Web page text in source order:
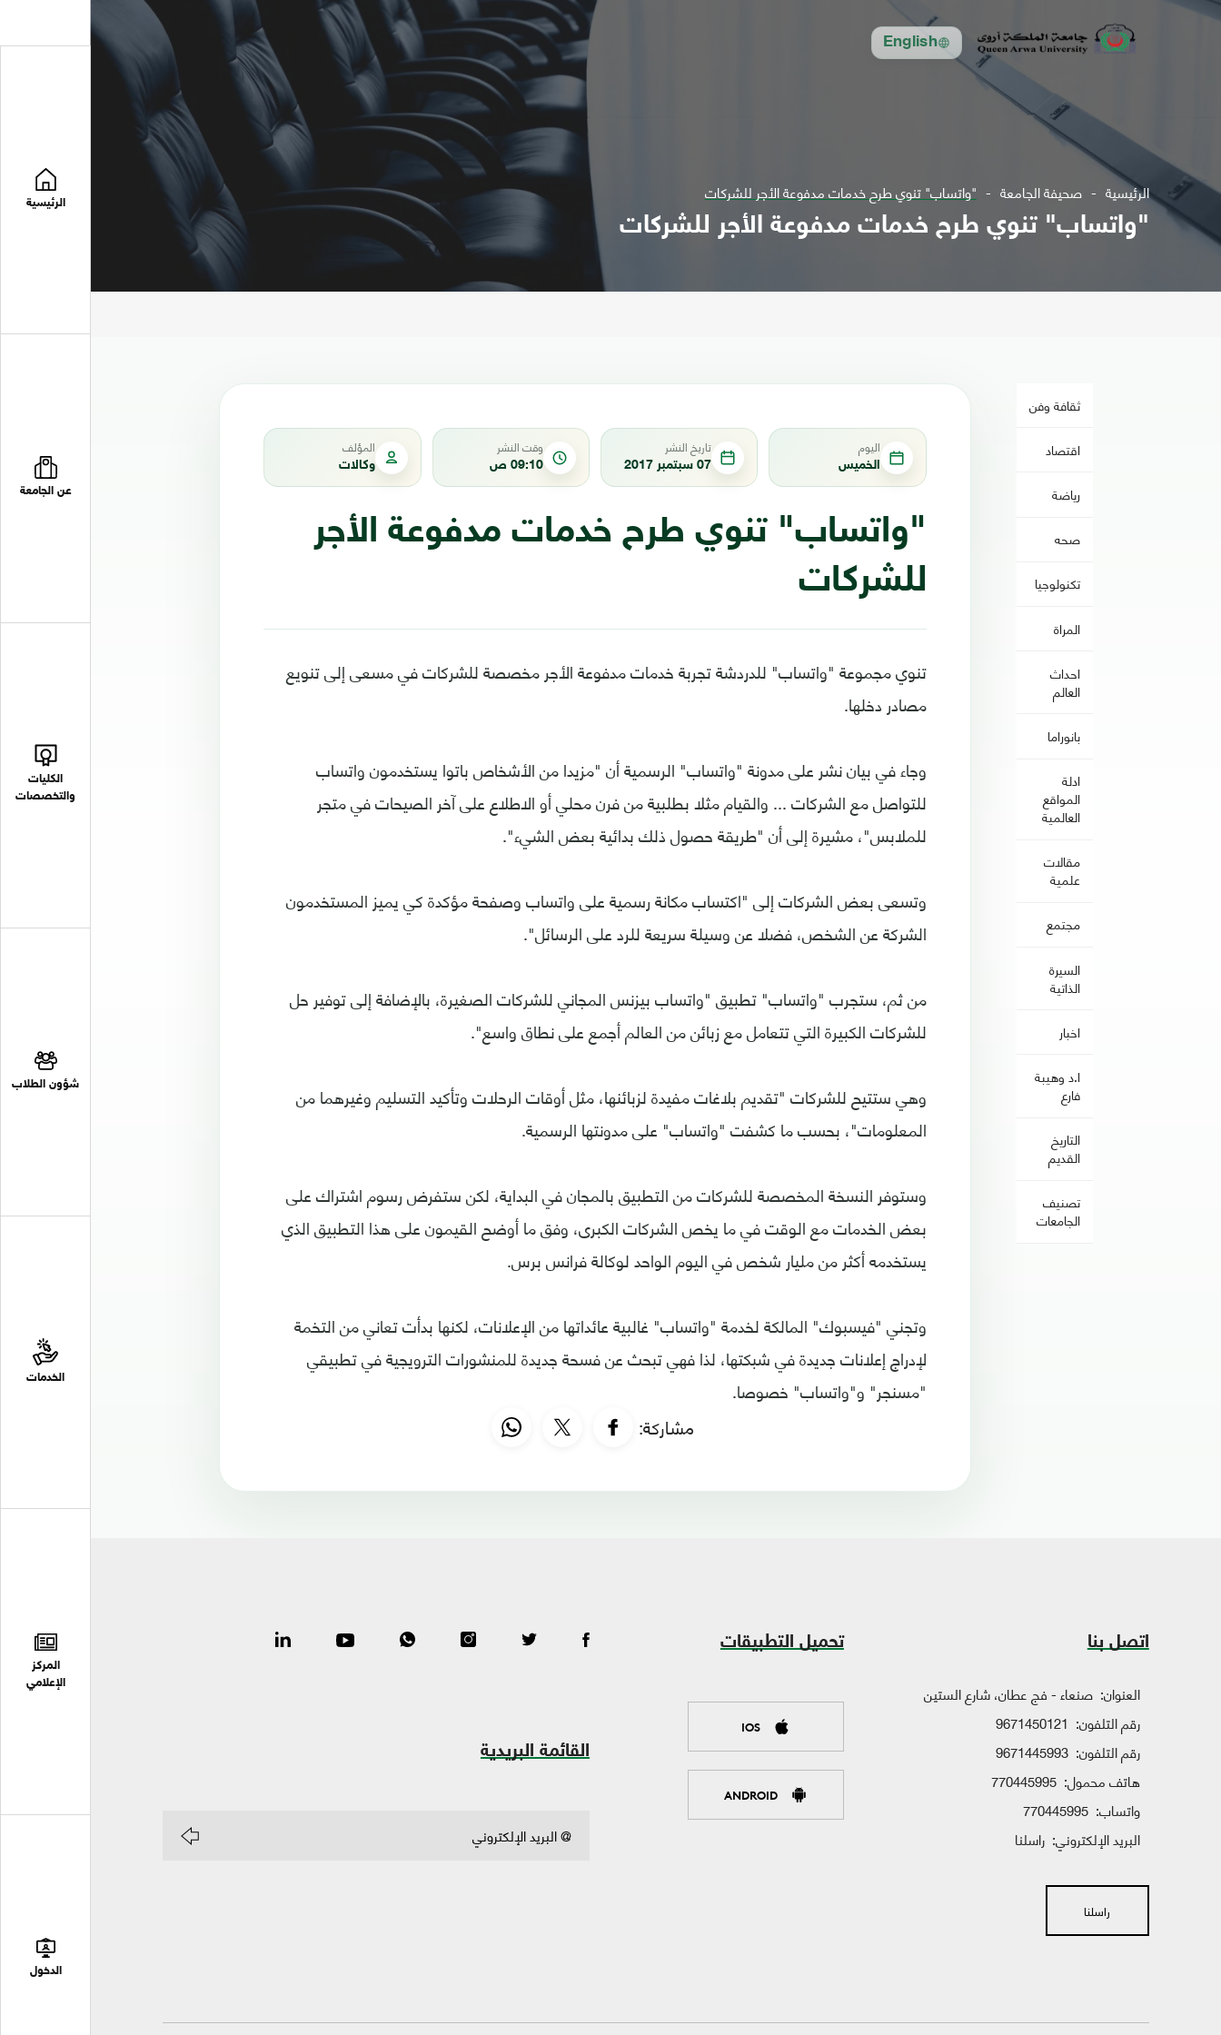
English
الرئيسية
عن الجامعة
الكليات
والتخصصات
شؤون الطلاب
الخدمات
المركز
الإعلامي
الدخول
الرئيسية صحيفة الجامعة "واتساب" تنوي طرح خدمات مدفوعة الأجر للشركات
"واتساب" تنوي طرح خدمات مدفوعة الأجر للشركات
ثقافة وفن
اقتصاد
رياضة
صحه
تكنولوجيا
المراة
احداث
العالم
بانوراما
ادلة
المواقع
العالمية
مقالات
علمية
مجتمع
السيرة
الذاتية
اخبار
ا.د وهيبة
فارع
التاريخ
القديم
تصنيف
الجامعات
اليوم
الخميس
تاريخ النشر
07 سبتمبر 2017
وقت النشر
09:10 ص
المؤلف
وكالات
"واتساب" تنوي طرح خدمات مدفوعة الأجر
للشركات
تنوي مجموعة "واتساب" للدردشة تجربة خدمات مدفوعة الأجر مخصصة للشركات في مسعى إلى تنويع
مصادر دخلها.
وجاء في بيان نشر على مدونة "واتساب" الرسمية أن "مزيدا من الأشخاص باتوا يستخدمون واتساب
للتواصل مع الشركات ... والقيام مثلا بطلبية من فرن محلي أو الاطلاع على آخر الصيحات في متجر
للملابس"، مشيرة إلى أن "طريقة حصول ذلك بدائية بعض الشيء".
وتسعى بعض الشركات إلى "اكتساب مكانة رسمية على واتساب وصفحة مؤكدة كي يميز المستخدمون
الشركة عن الشخص، فضلا عن وسيلة سريعة للرد على الرسائل".
من ثم، ستجرب "واتساب" تطبيق "واتساب بيزنس المجاني للشركات الصغيرة، بالإضافة إلى توفير حل
للشركات الكبيرة التي تتعامل مع زبائن من العالم أجمع على نطاق واسع".
وهي ستتيح للشركات "تقديم بلاغات مفيدة لزبائنها، مثل أوقات الرحلات وتأكيد التسليم وغيرهما من
المعلومات"، بحسب ما كشفت "واتساب" على مدونتها الرسمية.
وستوفر النسخة المخصصة للشركات من التطبيق بالمجان في البداية، لكن ستفرض رسوم اشتراك على
بعض الخدمات مع الوقت في ما يخص الشركات الكبرى، وفق ما أوضح القيمون على هذا التطبيق الذي
يستخدمه أكثر من مليار شخص في اليوم الواحد لوكالة فرانس برس.
وتجني "فيسبوك" المالكة لخدمة "واتساب" غالبية عائداتها من الإعلانات، لكنها بدأت تعاني من التخمة
لإدراج إعلانات جديدة في شبكتها، لذا فهي تبحث عن فسحة جديدة للمنشورات الترويجية في تطبيقي
"مسنجر" و"واتساب" خصوصا.
مشاركة:
اتصل بنا
العنوان: صنعاء - فج عطان، شارع الستين
رقم التلفون: 9671450121
رقم التلفون: 9671445993
هاتف محمول: 770445995
واتساب: 770445995
البريد الإلكتروني: راسلنا
راسلنا
تحميل التطبيقات
IOS
ANDROID
القائمة البريدية